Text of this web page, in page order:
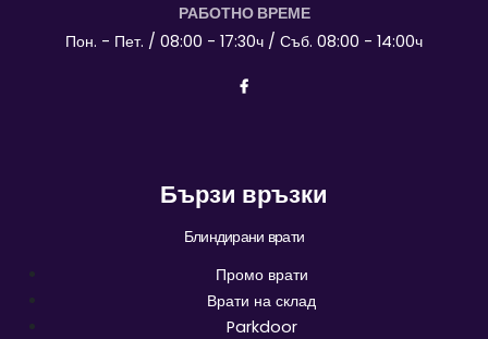
РАБОТНО ВРЕМЕ
Пон. - Пет. / 08:00 - 17:30ч / Съб. 08:00 - 14:00ч
Бързи връзки
Блиндирани врати
Промо врати
Врати на склад
Parkdoor